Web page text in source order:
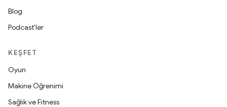
Blog
Podcast'ler
KEŞFET
Oyun
Makine Öğrenimi
Sağlık ve Fitness